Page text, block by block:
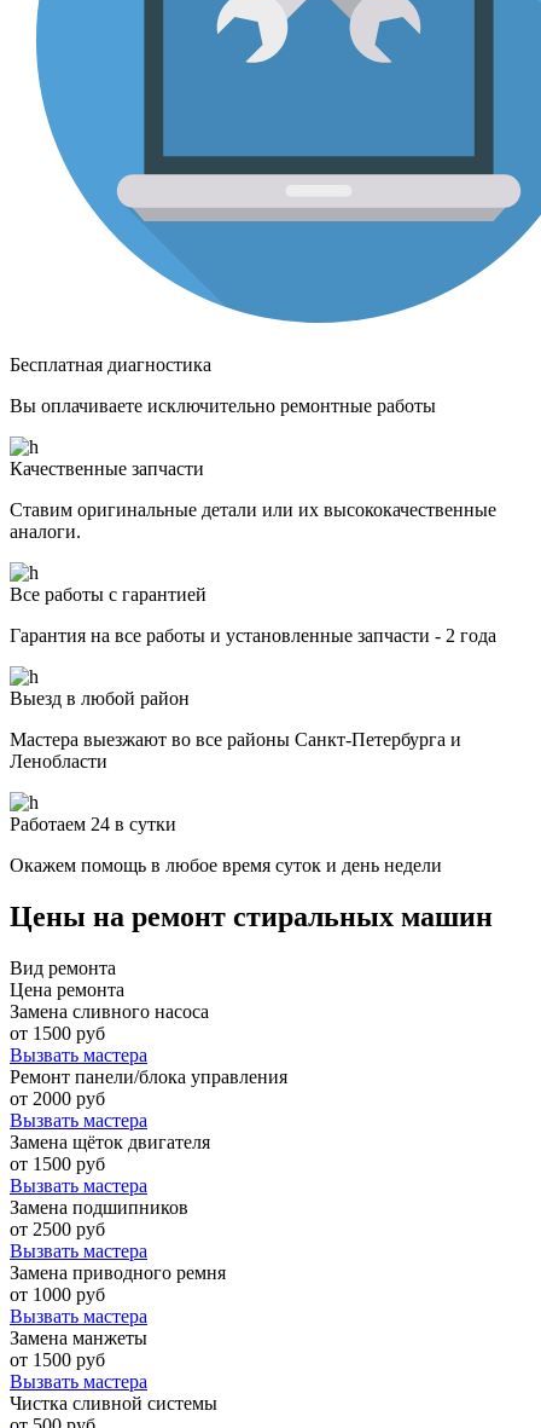
Бесплатная диагностика
Вы оплачиваете исключительно ремонтные работы
Качественные запчасти
Ставим оригинальные детали или их высококачественные
аналоги.
Все работы с гарантией
Гарантия на все работы и установленные запчасти - 2 года
Выезд в любой район
Мастера выезжают во все районы Санкт-Петербурга и
Ленобласти
Работаем 24 в сутки
Окажем помощь в любое время суток и день недели
Цены на ремонт стиральных машин
Вид ремонта
Цена ремонта
Замена сливного насоса
от 1500 руб
Вызвать мастера
Ремонт панели/блока управления
от 2000 руб
Вызвать мастера
Замена щёток двигателя
от 1500 руб
Вызвать мастера
Замена подшипников
от 2500 руб
Вызвать мастера
Замена приводного ремня
от 1000 руб
Вызвать мастера
Замена манжеты
от 1500 руб
Вызвать мастера
Чистка сливной системы